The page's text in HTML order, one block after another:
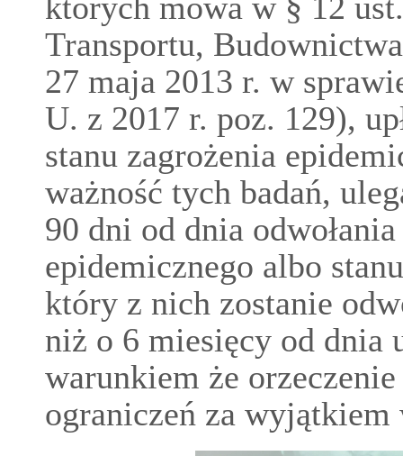
Transportu,
27 maja 2013 r. w
U. z 2017 r. poz. 129),
stanu zagrożenia
ważność tych badań,
90 dni od dnia
epidemicznego albo
który z nich zostanie
niż o 6 miesięcy od dnia
warunkiem że
ograniczeń za